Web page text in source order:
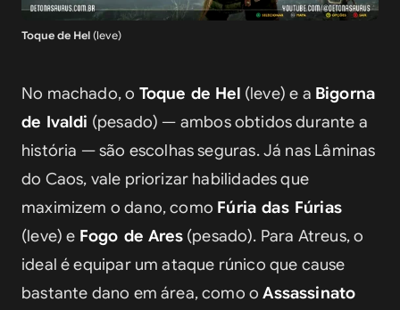
Toque de Hel (leve)
No machado, o Toque de Hel (leve) e a Bigorna
de Ivaldi (pesado) — ambos obtidos durante a
história — são escolhas seguras. Já nas Lâminas
do Caos, vale priorizar habilidades que
maximizem o dano, como Fúria das Fúrias
(leve) e Fogo de Ares (pesado). Para Atreus, o
ideal é equipar um ataque rúnico que cause
bastante dano em área, como o Assassinato